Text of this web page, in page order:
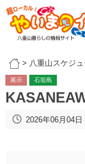
> 八重山スケジ
展示 石垣島
2026年06月04